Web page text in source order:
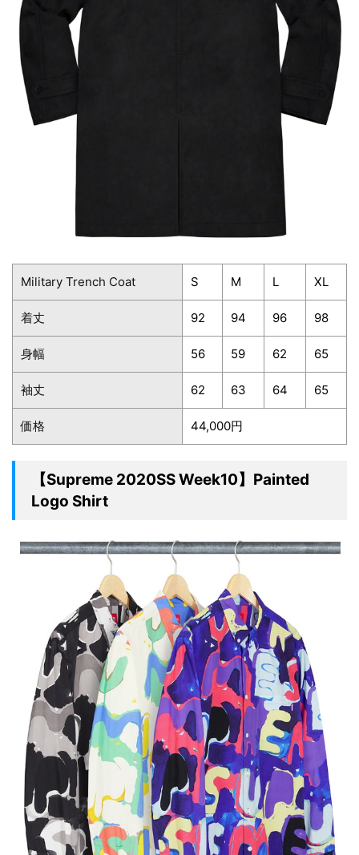
Military Trench Coat S M L XL
着丈 92 94 96 98
身幅 56 59 62 65
袖丈 62 63 64 65
価格 44,000円
【Supreme 2020SS Week10】Painted
Logo Shirt